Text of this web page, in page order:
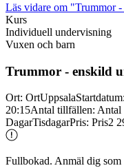
Läs vidare om "Trummor
Kurs
Individuell undervisning
Vuxen och barn
Trummor - enskild
Ort: OrtUppsalaStartdatum:
20:15Antal tillfällen: Antal
DagarTisdagarPris: Pris2
Fullbokad. Anmäl dig som